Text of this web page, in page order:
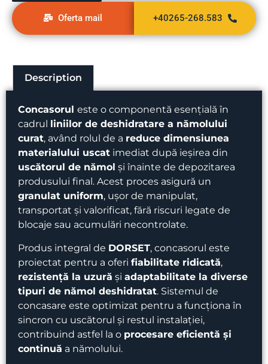
Oferta mail +40265-268.583
Description
Concasorul este o componentă esențială în
cadrul liniilor de deshidratare a nămolului
curat, având rolul de a reduce dimensiunea
materialului uscat imediat după ieșirea din
uscătorul de nămol și înainte de depozitarea
produsului final. Acest proces asigură un
granulat uniform, ușor de manipulat,
transportat și valorificat, fără riscuri legate de
blocaje sau acumulări necontrolate.
Produs integral de DORSET, concasorul este
proiectat pentru a oferi fiabilitate ridicată,
rezistență la uzură și adaptabilitate la diverse
tipuri de nămol deshidratat. Sistemul de
concasare este optimizat pentru a funcționa în
sincron cu uscătorul și restul instalației,
contribuind astfel la o procesare eficientă și
continuă a nămolului.